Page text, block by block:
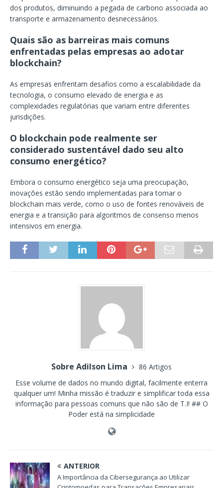
dos produtos, diminuindo a pegada de carbono associada ao
transporte e armazenamento desnecessários.
Quais são as barreiras mais comuns
enfrentadas pelas empresas ao adotar
blockchain?
As empresas enfrentam desafios como a escalabilidade da
tecnologia, o consumo elevado de energia e as
complexidades regulatórias que variam entre diferentes
jurisdições.
O blockchain pode realmente ser
considerado sustentável dado seu alto
consumo energético?
Embora o consumo energético seja uma preocupação,
inovações estão sendo implementadas para tornar o
blockchain mais verde, como o uso de fontes renováveis de
energia e a transição para algoritmos de consenso menos
intensivos em energia.
Sobre Adilson Lima
86 Artigos
Esse volume de dados no mundo digital, facilmente enterra
qualquer um! Minha missão é traduzir e simplificar toda essa
informação para pessoas comuns que não são de T.I! ## O
Poder está na simplicidade
ANTERIOR
A Importância da Cibersegurança ao Utilizar